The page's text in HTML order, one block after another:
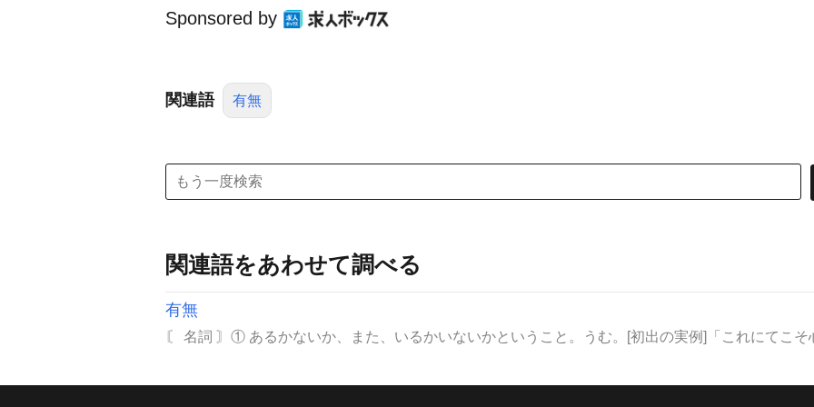
Sponsored by
関連語 有無
関連語をあわせて調べる
有無
〘 名詞 〙① あるかないか、また、いるかいないかということ。うむ。[初出の実例]「これにてこそ